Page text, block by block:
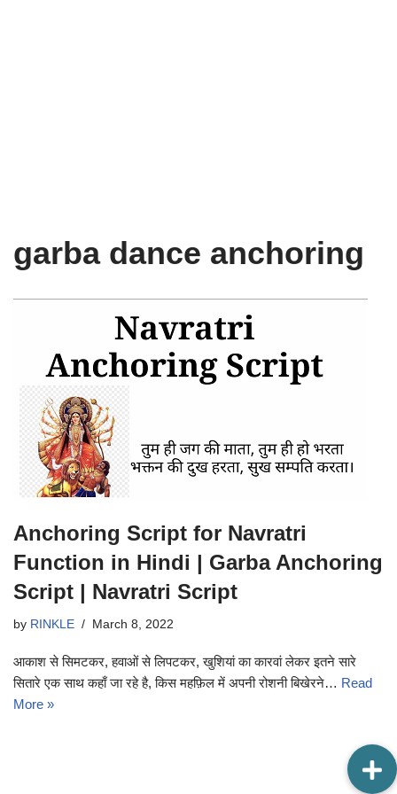
garba dance anchoring
Anchoring Script for Navratri
Function in Hindi | Garba Anchoring
Script | Navratri Script
by RINKLE March 8, 2022
आकाश से सिमटकर, हवाओं से लिपटकर, खुशियां का कारवां लेकर इतने सारे
सितारे एक साथ कहाँ जा रहे है, किस महफ़िल में अपनी रोशनी बिखेरने… Read
More »